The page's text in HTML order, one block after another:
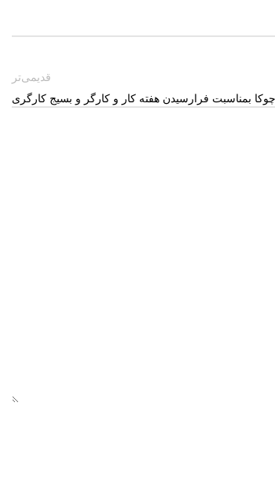
قدیمی‌تر
بمناسبت فرارسیدن هفته کار و کارگر و بسیج کارگری